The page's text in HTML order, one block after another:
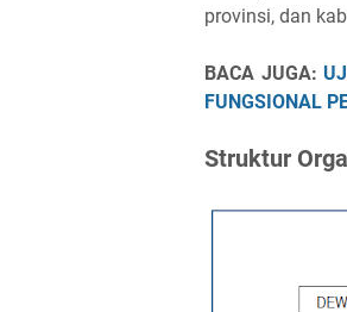
provinsi, dan
BACA JUGA:
FUNGSIONAL
Struktur